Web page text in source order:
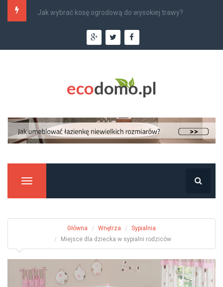
Najlepsi monterzy klimatyzacji w Krakowie –...
Manu
Główna Wnętrza
Sypialnia
Miejsce dla dziecka w sypialni rodziców